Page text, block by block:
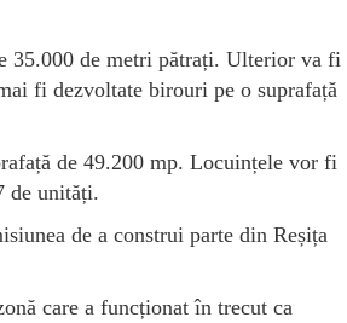
35.000 de metri pătrați. Ulterior va fi
fi dezvoltate birouri pe o suprafață
de 49.200 mp. Locuințele vor fi
de unități.
de a construi parte din Reșița
care a funcționat în trecut ca